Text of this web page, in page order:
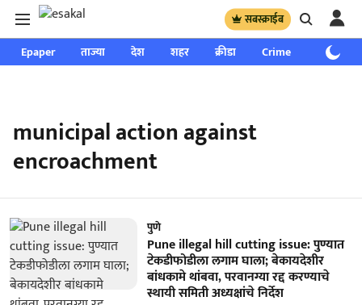
सबस्क्राईब
Epaper ताज्या देश शहर क्रीडा Crime साप्ताहिक
municipal action against
encroachment
पुणे
Pune illegal hill cutting issue: पुण्यात
टेकडीफोडीला लगाम घाला; बेकायदेशीर
बांधकामे थांबवा, परवानग्या रद्द करण्याचे
स्थायी समिती अध्यक्षांचे निर्देश